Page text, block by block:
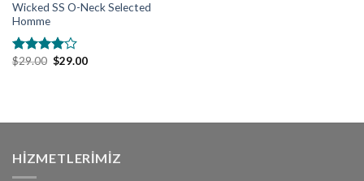
Wicked SS O-Neck Selected
Homme
5
$29.00 $29.00
HIZMETLERIMIZ